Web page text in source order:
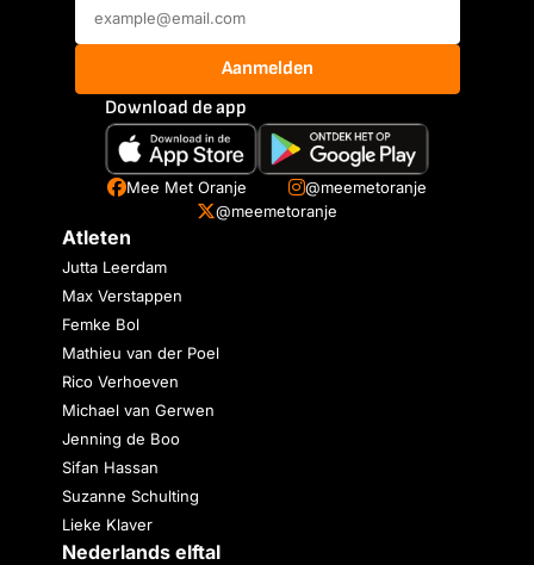
Aanmelden
Download de app
Mee Met Oranje
@meemetoranje
@meemetoranje
Atleten
Jutta Leerdam
Max Verstappen
Femke Bol
Mathieu van der Poel
Rico Verhoeven
Michael van Gerwen
Jenning de Boo
Sifan Hassan
Suzanne Schulting
Lieke Klaver
Nederlands elftal